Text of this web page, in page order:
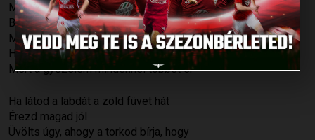
Mi nem felejtjük el, hogy
Bennünk a vér piros-fehér
Mi küzdünk haver
Ha kell bárkivel
Mert a győzelem mindennél többet ér
Ha látod a labdát a zöld füvet hát
Érezd magad jól
Üvölts úgy, ahogy a torkod bírja, hogy